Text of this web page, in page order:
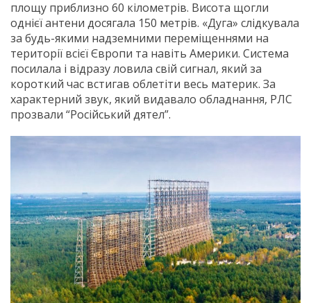
площу приблизно 60 кілометрів. Висота щогли
однієї антени досягала 150 метрів. «Дуга» слідкувала
за будь-якими надземними переміщеннями на
території всієї Європи та навіть Америки. Система
посилала і відразу ловила свій сигнал, який за
короткий час встигав облетіти весь материк. За
характерний звук, який видавало обладнання, РЛС
прозвали “Російський дятел”.